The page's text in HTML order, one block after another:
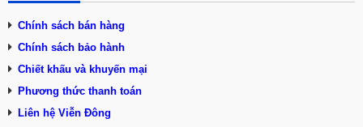
Chính sách bán hàng
Chính sách bảo hành
Chiết khấu và khuyến mại
Phương thức thanh toán
Liên hệ Viễn Đông